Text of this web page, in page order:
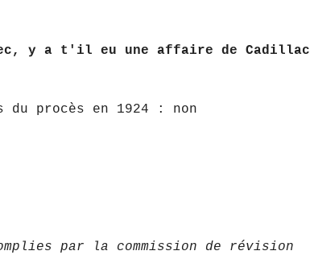
y a t'il eu une affaire de Cadillac
procès en 1924 : non
par la commission de révision